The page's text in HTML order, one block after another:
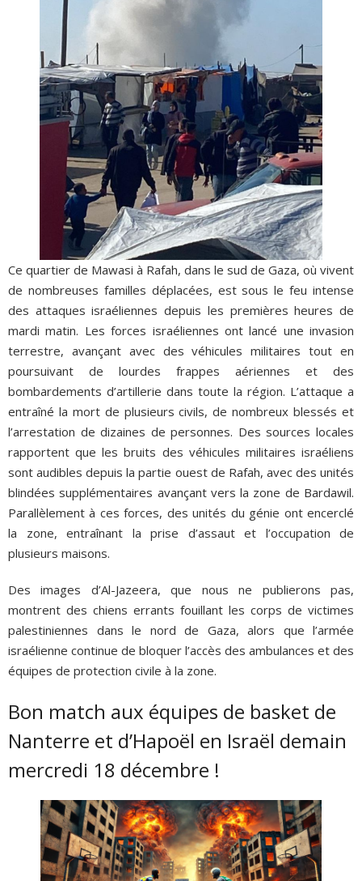
Ce quartier de Mawasi à Rafah, dans le sud de Gaza, où vivent
de nombreuses familles déplacées, est sous le feu intense
des attaques israéliennes depuis les premières heures de
mardi matin. Les forces israéliennes ont lancé une invasion
terrestre, avançant avec des véhicules militaires tout en
poursuivant de lourdes frappes aériennes et des
bombardements d’artillerie dans toute la région. L’attaque a
entraîné la mort de plusieurs civils, de nombreux blessés et
l’arrestation de dizaines de personnes. Des sources locales
rapportent que les bruits des véhicules militaires israéliens
sont audibles depuis la partie ouest de Rafah, avec des unités
blindées supplémentaires avançant vers la zone de Bardawil.
Parallèlement à ces forces, des unités du génie ont encerclé
la zone, entraînant la prise d’assaut et l’occupation de
plusieurs maisons.
Des images d’Al-Jazeera, que nous ne publierons pas,
montrent des chiens errants fouillant les corps de victimes
palestiniennes dans le nord de Gaza, alors que l’armée
israélienne continue de bloquer l’accès des ambulances et des
équipes de protection civile à la zone.
Bon match aux équipes de basket de
Nanterre et d’Hapoël en Israël demain
mercredi 18 décembre !